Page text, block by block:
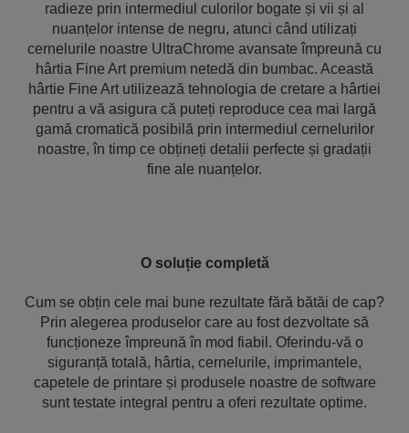
radieze prin intermediul culorilor bogate și vii și al
nuanțelor intense de negru, atunci când utilizați
cernelurile noastre UltraChrome avansate împreună cu
hârtia Fine Art premium netedă din bumbac. Această
hârtie Fine Art utilizează tehnologia de cretare a hârtiei
pentru a vă asigura că puteți reproduce cea mai largă
gamă cromatică posibilă prin intermediul cernelurilor
noastre, în timp ce obțineți detalii perfecte și gradații
fine ale nuanțelor.
O soluție completă
Cum se obțin cele mai bune rezultate fără bătăi de cap?
Prin alegerea produselor care au fost dezvoltate să
funcționeze împreună în mod fiabil. Oferindu-vă o
siguranță totală, hârtia, cernelurile, imprimantele,
capetele de printare și produsele noastre de software
sunt testate integral pentru a oferi rezultate optime.